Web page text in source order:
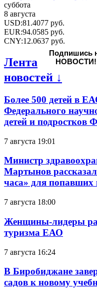
суббота
8 августа
USD:81.4077 руб.
EUR:94.0585 руб.
CNY:12.0637 руб.
Подпишись
НОВОСТИ!
Лента
новостей ↓
Более 500 детей в
Федерального
детей и
7 августа 19:01
Министр
Мартынов
часа» для
7 августа 18:00
Женщины-лидеры
туризма ЕАО
7 августа 16:24
В Биробиджане
садов к новому